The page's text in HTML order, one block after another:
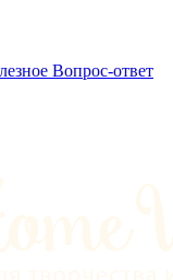
Вопрос-ответ